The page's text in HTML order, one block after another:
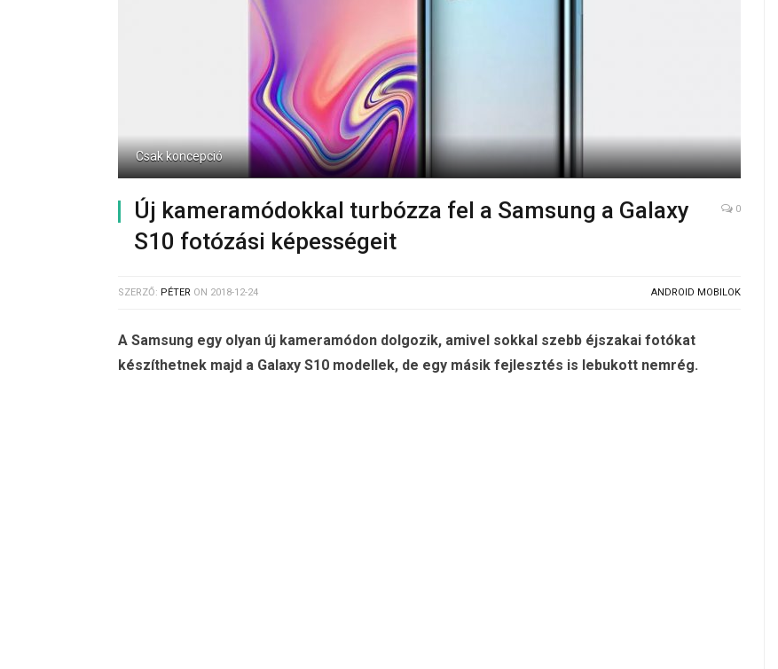
Csak koncepció
Új kameramódokkal turbózza fel a Samsung a Galaxy
S10 fotózási képességeit
0
SZERZŐ: PÉTER ON 2018-12-24 ANDROID MOBILOK
A Samsung egy olyan új kameramódon dolgozik, amivel sokkal szebb éjszakai fotókat
készíthetnek majd a Galaxy S10 modellek, de egy másik fejlesztés is lebukott nemrég.